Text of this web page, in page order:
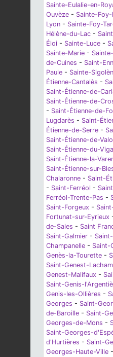
Sainte-Eulalie-en-
Ouvèze - Sainte-
Lyon - Sainte-Foy-
Hélène-du-Lac -
Éloi - Sainte-Luce -
Sainte-Marie -
de-Cuines - Saint-
Paule - Sainte-
Étienne-Cantalès -
Saint-Étienne-de-
Saint-Étienne-de-
- Saint-Étienne-de-
Lugdarès - Saint-
Étienne-de-Serre -
Saint-Étienne-de-
Saint-Étienne-du-
Saint-Étienne-la-
Saint-Étienne-sur-
Chalaronne - Saint-
- Saint-Ferréol -
Ferréol-Trente-Pas -
Saint-Forgeux -
Fortunat-sur-Eyrieux
de-Sales - Saint
Saint-Galmier -
Champanelle - Saint-
Genès-la-Tourette -
Saint-Genest-
Genest-Malifaux -
Saint-Genis-
Genis-les-Ollières -
Georges - Saint-
de-Baroille - Saint-
Georges-de-Mons -
Saint-Georges-
d'Hurtières - Saint-
Georges-Haute-Ville -